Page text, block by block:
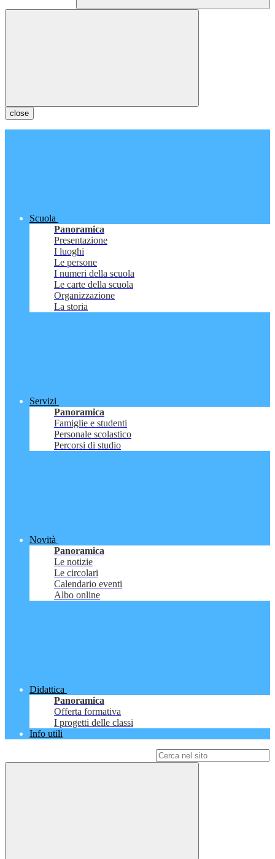
close
Scuola
Panoramica
Presentazione
I luoghi
Le persone
I numeri della scuola
Le carte della scuola
Organizzazione
La storia
Servizi
Panoramica
Famiglie e studenti
Personale scolastico
Percorsi di studio
Novità
Panoramica
Le notizie
Le circolari
Calendario eventi
Albo online
Didattica
Panoramica
Offerta formativa
I progetti delle classi
Info utili